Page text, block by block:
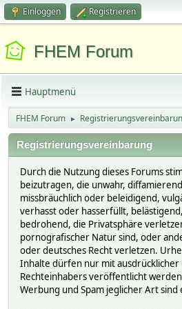
Einloggen Registrieren
FHEM Forum
Hauptmenü
FHEM Forum ►
Registrierungsvereinbarung
Durch die Nutzung dieses Forums
beizutragen, die unwahr,
missbräuchlich oder beleidigend,
verhasst oder hasserfüllt,
bedrohend, die Privatsphäre
pornografischer Natur sind, oder
oder deutsches Recht verletzen.
Inhalte dürfen nur mit ausdrücklicher
Rechteinhabers veröffentlicht
Werbung und Spam jeglicher Art